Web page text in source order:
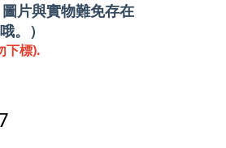
片與實物難免存在
。）
下標).